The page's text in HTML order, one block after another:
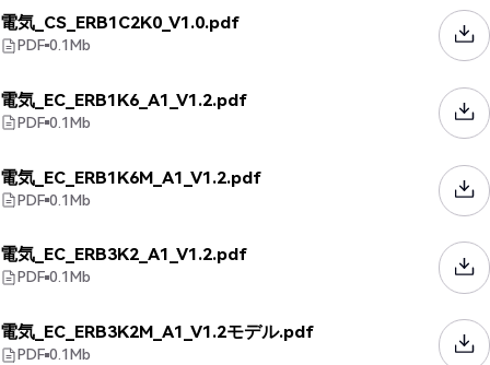
電気_CS_ERB1C2K0_V1.0.pdf
PDF 0.1Mb
電気_EC_ERB1K6_A1_V1.2.pdf
PDF 0.1Mb
電気_EC_ERB1K6M_A1_V1.2.pdf
PDF 0.1Mb
電気_EC_ERB3K2_A1_V1.2.pdf
PDF 0.1Mb
電気_EC_ERB3K2M_A1_V1.2モデル.pdf
PDF 0.1Mb